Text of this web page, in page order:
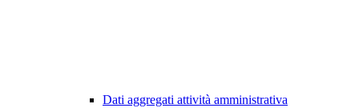
Dati aggregati attività amministrativa